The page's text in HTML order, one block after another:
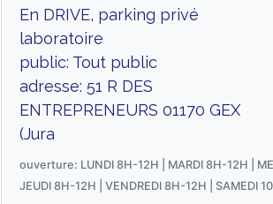
En DRIVE, parking privé
laboratoire
public: Tout public
adresse: 51 R DES
ENTREPRENEURS 01170 GEX
(Jura
ouverture: LUNDI 8H-12H | MARDI 8H-12H |
JEUDI 8H-12H | VENDREDI 8H-12H | SAMEDI